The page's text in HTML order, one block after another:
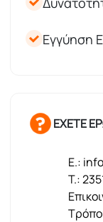
Εγγύηση
ΕΧΕΤΕ
E.:
T.: